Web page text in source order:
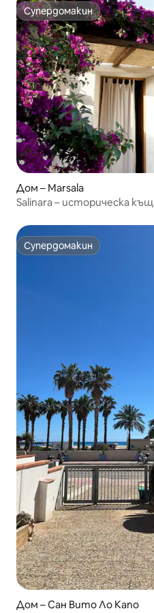
Супердомакин
Супердомакин
Дом – Marsala
Salinara – историческа
Супердомакин
Супердомакин
Дом – Сан Вито Ло Капо